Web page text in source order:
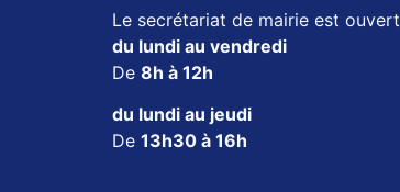
Le secrétariat de mairie est ouvert
du lundi au vendredi
De 8h à 12h
du lundi au jeudi
De 13h30 à 16h